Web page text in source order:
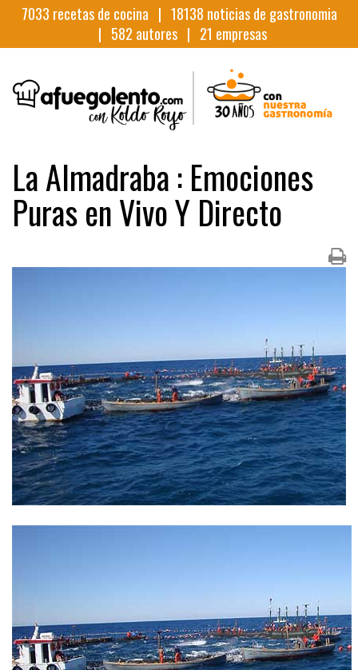
7033 recetas de cocina | 18138 noticias de gastronomia
| 582 autores | 21 empresas
La Almadraba : Emociones
Puras en Vivo Y Directo